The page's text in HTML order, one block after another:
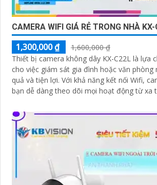
CAMERA WIFI GIÁ RẺ TRONG NHÀ
1,300,000 ₫
1,600,000 ₫
Thiết bị camera không dây KX-C22L là lựa
cho việc giám sát gia đình hoặc văn phòng
quả và tiện lợi. Với khả năng kết nối Wifi, camera này sẽ giúp
bạn dễ dàng theo dõi mọi hoạt động từ xa